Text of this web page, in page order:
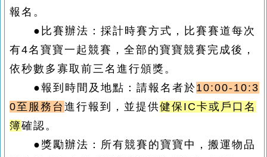
報名。
●比賽辦法：採計時賽方式，比賽賽道每次
有4名寶寶一起競賽，全部的寶寶競賽完成後，
依秒數多寡取前三名進行頒獎 。
●報到時間及地點：請報名者於10:00-10:3
0至服務台 進行報到，並提供健保IC卡或 戶口名
簿確認。
●獎勵辦法：所有競賽的寶寶中，搬運物品